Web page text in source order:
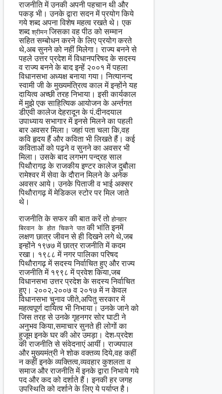
राजनीति में उनकी अपनी पहचान थी और
पकड़ भी। उनके द्वारा सदन में प्रयोग किये
गये शब्द अपना विशेष महत्व रखते थे। एक
शब्दश्रीमनजिसका वह पीठ को सम्मान
सहित सम्बोधन करने के लिए प्रयोग करते
थे,अब सुनने को नहीं मिलेगा। राज्य बनने से
पहले उत्तर प्रदेश में विधानपरिषद के सदस्य
व राज्य बनने के बाद इन्हें २००१ में पहला
विधानसभा अध्यक्ष बनाया गया। नित्यानन्द
स्वामी जी के मुख्यमंत्रित्व काल में इन्होंने यह
दायित्व अच्छी तरह निभाया। इसी कार्यकाल
में मुझे एक साहित्यिक आयोजन के अर्न्तगत
डीएवी कालेज देहरादून के पं.दीनदयाल
उपाध्याय सभागार में इनसे मिलने का पहली
बार अवसर मिला। जहां पता चला कि,वह
कवि हृदय हैं और कविता भी लिखते हैं। कई
कविताओं को पढ़ने व सुनने का अवसर भी
मिला। उसके बाद लगभग पन्द्रह साल
पिथौरागढ़ के राजकीय इण्टर कालेज दुबौला
रामेश्वर में सेवा के दौरान मिलने के अनेक
अवसर आये। उनके पिताजी व भाई अक्सर
पिथौरागढ़ में मेडिकल स्टोर पर मिल जाते
थे।
राजनीति के सफर की बात करें तोहोनहार
बिरवान के होत चिकने पातकी भांति इनमें
लक्षण छात्र जीवन से ही दिखने लगे थे,जब
इन्होंने १९७७ में छात्र राजनीति में कदम
रखा। १९८८ में नगर पालिका परिषद
पिथौरागढ़ में सदस्य निर्वाचित हुए और राज्य
राजनीति में १९९८ में प्रवेश किया,जब
विधानसभा उत्तर प्रदेश के सदस्य निर्वाचित
हुए। २००२,२००७ व २०१७ में न केवल
विधानसभा चुनाव जीते,अपितु सरकार में
महत्वपूर्ण दायित्व भी निभाया। उनके जाने को
जिस तरह से उनके गृहनगर सोर घाटी ने
अनुभव किया,समाचार सुनते ही लोगों का
हुजूम इनके घर की ओर उमड़ा। देश-प्रदेश
की राजनीति से संवेदनाएं आयीं। राज्यपाल
और मुख्यमंत्री ने शोक वक्तव्य दिये,वह कहीं
न कहीं इनके व्यक्तित्व,व्यवहार कुशलता व
समाज और राजनीति में इनके द्वारा निभाये गये
पद और कद को दर्शाते हैं। इनकी हर जगह
उपस्थिति को दर्शाने के लिए ये पर्याप्त है।